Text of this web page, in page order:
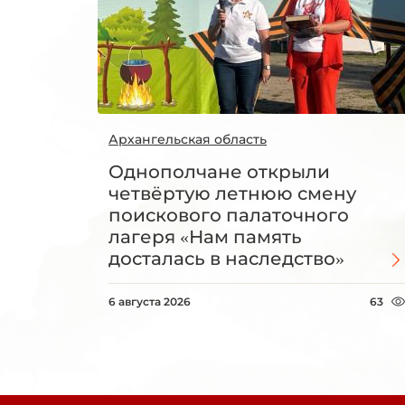
Архангельская область
Однополчане открыли
четвёртую летнюю смену
поискового палаточного
лагеря «Нам память
досталась в наследство»
6 августа 2026 63